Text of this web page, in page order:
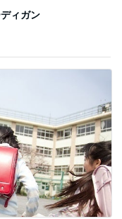
ィガン